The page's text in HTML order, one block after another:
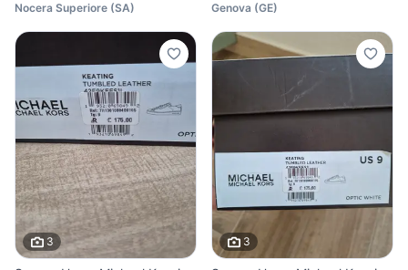
Nocera Superiore (SA) Genova (GE)
3 3